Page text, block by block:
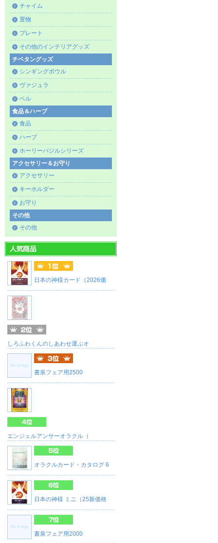
チャイム
置物
プレート
その他のインテリアグッズ
チベタングッズ
シンギングボウル
ヴァジュラ
ベル
食品＆ハーブ
食品
ハーブ
ホーリーバジルシリーズ
アクセサリー＆お守り
アクセサリー
キーホルダー
お守り
その他
その他
日本の神様カード（2026価
しろふわくんのしあわせ運ぶオ
書泉フェア用2500
エンジェルアンサーオラクル（
オラクルカード・カタログ 6
日本の神様 ミニ（25新価格
書泉フェア用2000